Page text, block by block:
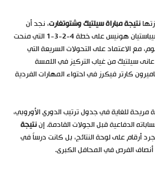
نتيجة مباراة سيلتيك وشتوتغارت، نجد أن
التفوق الألماني كان شاملاً. اعتمد سيباستيان هونيس على خطة 4-2-3-1 التي منحت
مع الاعتماد على التحولات السريعة التي
سيلتيك من غياب التركيز في اللمسة
كارتر فيكرز في احتواء المهارات الفردية
للغاية في جدول ترتيب الدوري الأوروبي،
الدفاعية قبل الجولات القادمة. إننتيجة
أرقام على لوحة النتائج، بل كانت درساً في
الفرص في المحافل الكبرى.